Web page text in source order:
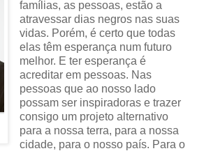
famílias, as pessoas, estão a
atravessar dias negros nas suas
vidas. Porém, é certo que todas
elas têm esperança num futuro
melhor. E ter esperança é
acreditar em pessoas. Nas
pessoas que ao nosso lado
possam ser inspiradoras e trazer
consigo um projeto alternativo
para a nossa terra, para a nossa
cidade, para o nosso país. Para o